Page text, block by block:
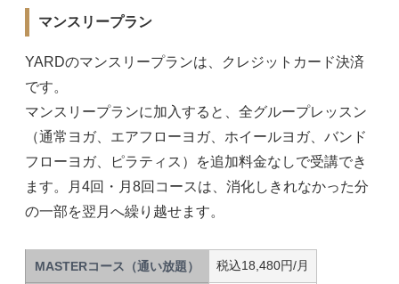
マンスリープラン
YARDのマンスリープランは、クレジットカード決済
です。
マンスリープランに加入すると、全グループレッスン
（通常ヨガ、エアフローヨガ、ホイールヨガ、バンド
フローヨガ、ピラティス）を追加料金なしで受講でき
ます。月4回・月8回コースは、消化しきれなかった分
の一部を翌月へ繰り越せます。
MASTERコース（通い放題） 税込18,480円/月